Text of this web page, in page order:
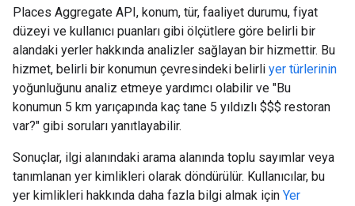
Places Aggregate API, konum, tür, faaliyet durumu, fiyat
düzeyi ve kullanıcı puanları gibi ölçütlere göre belirli bir
alandaki yerler hakkında analizler sağlayan bir hizmettir. Bu
hizmet, belirli bir konumun çevresindeki belirli yer türlerinin
yoğunluğunu analiz etmeye yardımcı olabilir ve "Bu
konumun 5 km yarıçapında kaç tane 5 yıldızlı $$$ restoran
var?" gibi soruları yanıtlayabilir.
Sonuçlar, ilgi alanındaki arama alanında toplu sayımlar veya
tanımlanan yer kimlikleri olarak döndürülür. Kullanıcılar, bu
yer kimlikleri hakkında daha fazla bilgi almak için Yer